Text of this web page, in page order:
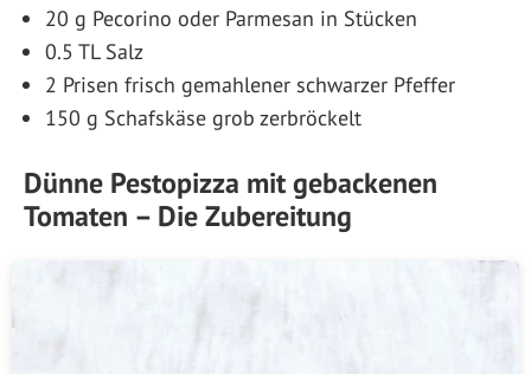
20 g Pecorino oder Parmesan in Stücken
0.5 TL Salz
2 Prisen frisch gemahlener schwarzer Pfeffer
150 g Schafskäse grob zerbröckelt
Dünne Pestopizza mit gebackenen
Tomaten – Die Zubereitung